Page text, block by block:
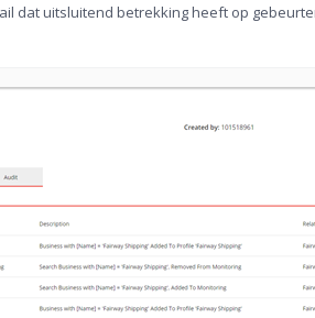
dat uitsluitend betrekking heeft op